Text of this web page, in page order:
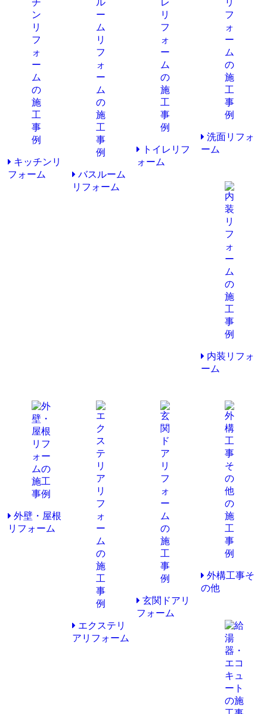
キッチンリ
フォーム
バスルーム
リフォーム
トイレリフ
ォーム
洗面リフォ
ーム
内装リフォ
ーム
外壁・屋根
リフォーム
エクステリ
アリフォーム
玄関ドアリ
フォーム
外構工事そ
の他